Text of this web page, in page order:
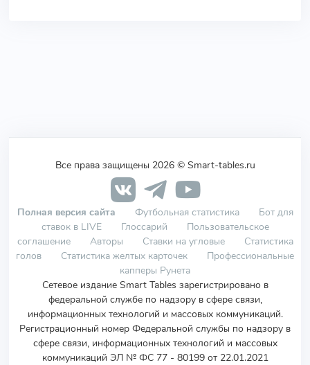
Все права защищены 2026 © Smart-tables.ru
Полная версия сайта Футбольная статистика
Бот для
ставок в LIVE
Глоссарий
Пользовательское
соглашение
Авторы Ставки на угловые
Статистика
голов
Статистика желтых карточек
Профессиональные
капперы Рунета
Сетевое издание Smart Tables зарегистрировано в
федеральной службе по надзору в сфере связи,
информационных технологий и массовых коммуникаций.
Регистрационный номер Федеральной службы по надзору в
сфере связи, информационных технологий и массовых
коммуникаций ЭЛ № ФС 77 - 80199 от 22.01.2021